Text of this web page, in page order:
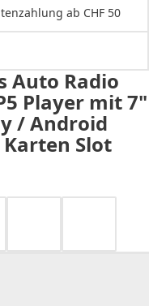
ab CHF 50
Auto Radio
Player mit 7"
/ Android
Slot